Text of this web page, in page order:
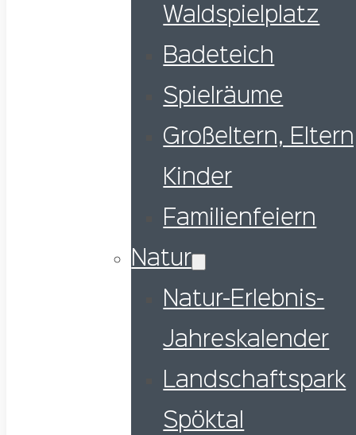
Waldspielplatz
Badeteich
Spielräume
Großeltern,
Kinder
Familienfeiern
Natur
Natur-Erlebnis-
Jahreskalender
Landschaftspark
Spöktal